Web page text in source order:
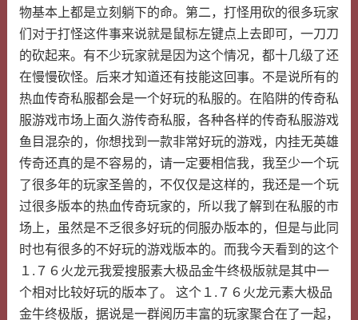
物基本上都是立刻躺下的命。第二，打怪用砍的很多玩家
们对于打怪这件事来说就是鼠标左键点上去即可，一刀刀
的砍起来。有不少玩家就是因为这个情况，都十几级了还
在慢慢砍怪。后来才知道还有技能这回事。不是说所有的
热血传奇私服都会是一个好玩的私服的。在陷阱的传奇私
服游戏市场上面久游传奇私服，各种各样的传奇私服游戏
鱼目混杂的，你想找到一款非常好玩的游戏，内挂无英雄
传奇还真的是不容易的，请一定要相信我，我至少一个玩
了很多年的玩家圣兽的，不仅仅是这样的，我还是一个玩
过很多版本的热血传奇玩家的，所以我了解到在私服的市
场上，虽然是不乏很多好玩的伺服办版本的，但是与此同
时也有很多的不好玩的游戏版本的。而我今天看到的这个
１.７６火龙元我爱搜服素大极品金牛终极版就是其中一
个相对比较好玩的版本了。 这个１.７６火龙元素大极品
金牛终极版，据说是一群阅历丰富的玩家聚合在了一起，